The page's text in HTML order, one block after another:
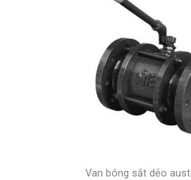
Van bóng sắt dẻo